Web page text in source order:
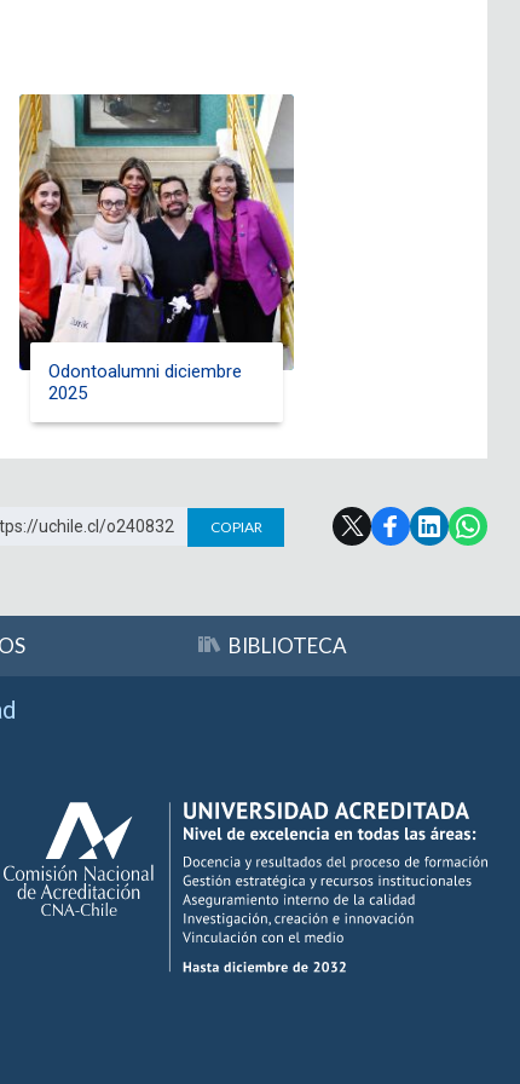
Odontoalumni diciembre
2025
uchile.cl/o240832 COPIAR
BIBLIOTECA